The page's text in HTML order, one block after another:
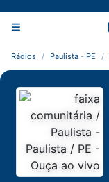
Rádios Paulista - PE